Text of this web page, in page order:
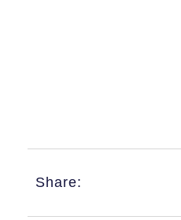
Share: